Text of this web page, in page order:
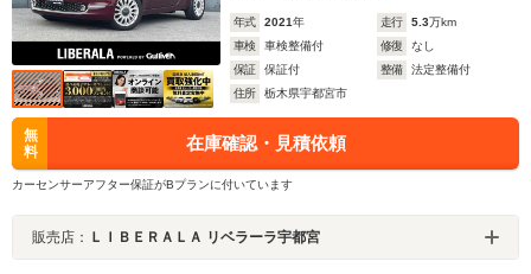
年式 2021年 走行 5.3万km
車検
車検整備付 修復
なし
保証
保証付 整備
法定整備付
住所
栃木県宇都宮市
無
料
在庫確認・見積依頼
カーセンサーアフター保証がBプランに付いています
販売店： ＬＩＢＥＲＡＬＡ リベラーラ宇都宮